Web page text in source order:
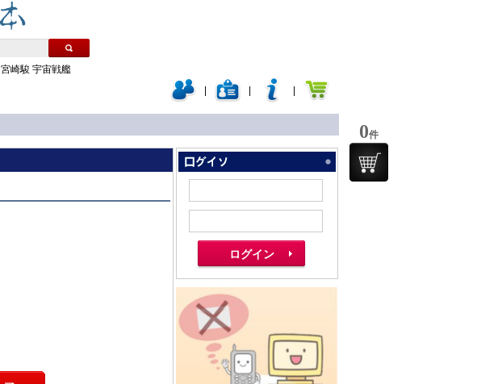
宮崎駿 宇宙戦艦
0件